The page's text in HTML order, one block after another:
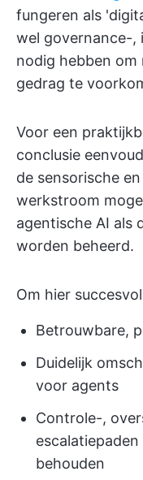
fungeren als
wel governance-,
nodig hebben om
gedrag te
Voor een
conclusie
de sensorische
werkstroom
agentische AI als
worden beheerd.
Om hier
Betrouwbare,
Duidelijk
voor agents
Controle-,
behouden